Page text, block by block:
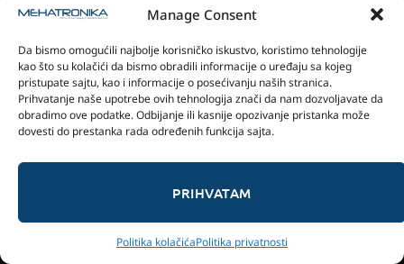
Manage Consent
Da bismo omogućili najbolje korisničko iskustvo, koristimo tehnologije
kao što su kolačići da bismo obradili informacije o uređaju sa kojeg
pristupate sajtu, kao i informacije o posećivanju naših stranica.
Prihvatanje naše upotrebe ovih tehnologija znači da nam dozvoljavate da
obradimo ove podatke. Odbijanje ili kasnije opozivanje pristanka može
dovesti do prestanka rada određenih funkcija sajta.
PRIHVATAM
Politika kolačićaPolitika privatnosti
Siemens SM Automation Sobel Soldered staubli
elektrik TI LaunchPad Tinex i Bell Tipteh TRC pro Trim Triton Engineering
UMBRAmatik Unicom Uno-Lux Processing URAM System
Vesimpex VETS Wago Weidmueller Wurth Elektronik Yaskawa
Yokogawa
FacebookX
InstagramLinkedIn